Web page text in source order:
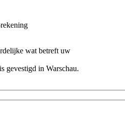
wat betreft uw
in Warschau.